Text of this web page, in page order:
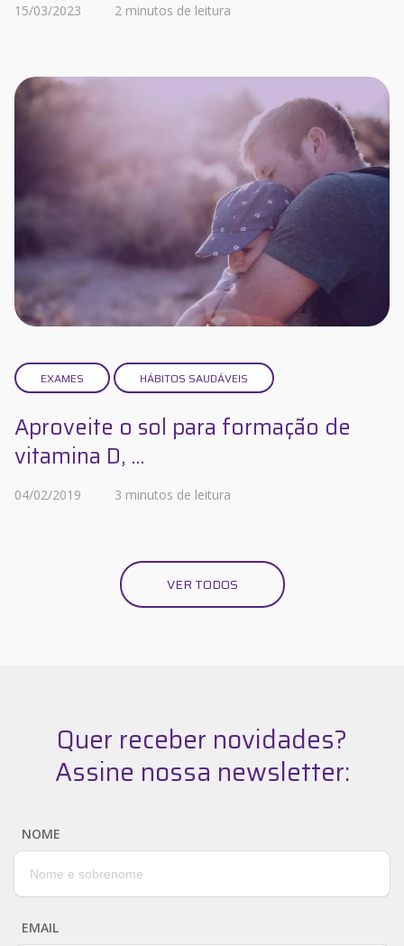
15/03/2023 2 minutos de leitura
EXAMES HÁBITOS SAUDÁVEIS
Aproveite o sol para formação de
vitamina D, ...
04/02/2019 3 minutos de leitura
VER TODOS
Quer receber novidades?
Assine nossa newsletter:
NOME
EMAIL